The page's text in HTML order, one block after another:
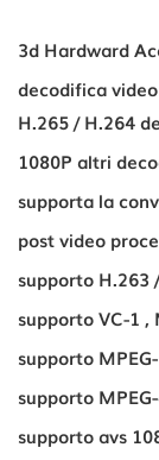
3d Hardward
decodifica
H.265 / H.264
1080P altri
supporta la
post video
supporto H.263
supporto VC-1 ,
supporto
supporto
supporto avs